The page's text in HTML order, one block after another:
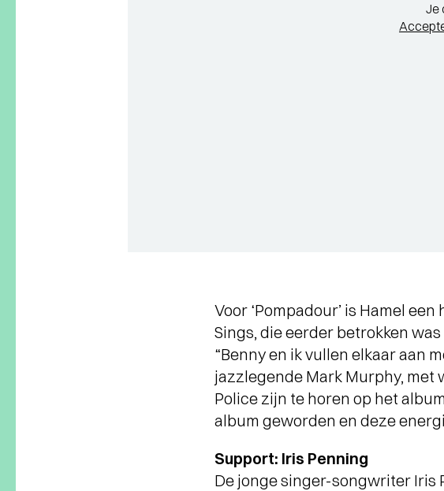
Je
Voor ‘Pompadour’ is Hamel
Sings, die eerder betrokken was
“Benny en ik vullen elkaar aan
jazzlegende Mark Murphy, met
Police zijn te horen op het
album geworden en deze
Support: Iris Penning
De jonge singer-songwriter Iris